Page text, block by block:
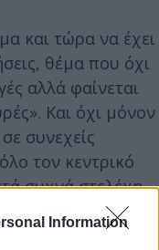
Information
και τώρα να έχει
θέμα που όχι
αλλά φαίνεται
Και όχι μόνον
συνεχείς
τον κεντρικό
συχνά στελέχη
την «πίστη»
ικανότητες.